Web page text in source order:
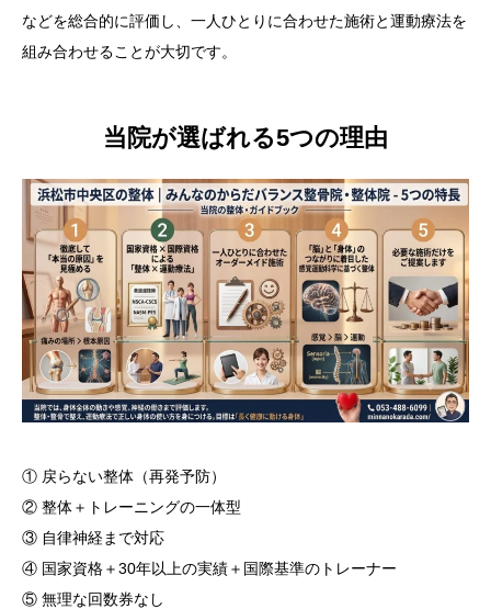
などを総合的に評価し、一人ひとりに合わせた施術と運動療法を
組み合わせることが大切です。
当院が選ばれる5つの理由
① 戻らない整体（再発予防）
② 整体＋トレーニングの一体型
③ 自律神経まで対応
④ 国家資格＋30年以上の実績＋国際基準のトレーナー
⑤ 無理な回数券なし